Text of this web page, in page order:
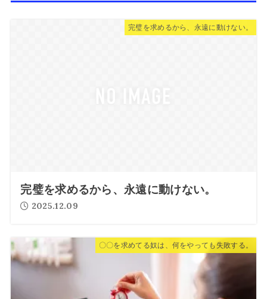
完璧を求めるから、永遠に動けない。
完璧を求めるから、永遠に動けない。
2025.12.09
〇〇を求めてる奴は、何をやっても失敗する。